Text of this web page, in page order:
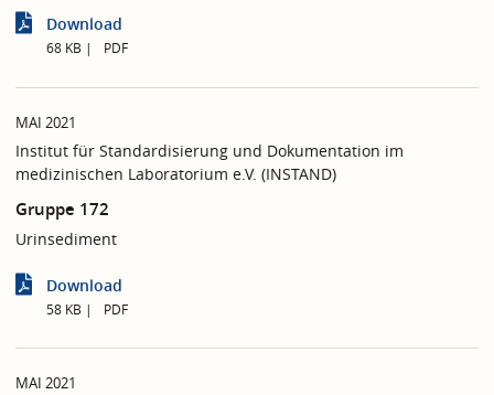
Download
68 KB PDF
MAI 2021
Institut für Standardisierung und Dokumentation im
medizinischen Laboratorium e.V. (INSTAND)
Gruppe 172
Urinsediment
Download
58 KB PDF
MAI 2021